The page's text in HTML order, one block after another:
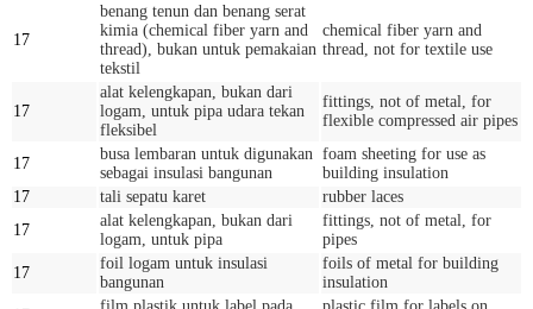
17
benang tenun dan benang serat
kimia (chemical fiber yarn and
thread), bukan untuk pemakaian
tekstil
chemical fiber yarn and
thread, not for textile use
17
alat kelengkapan, bukan dari
logam, untuk pipa udara tekan
fleksibel
fittings, not of metal, for
flexible compressed air pipes
17
busa lembaran untuk digunakan
sebagai insulasi bangunan
foam sheeting for use as
building insulation
17
tali sepatu karet
rubber laces
17
alat kelengkapan, bukan dari
logam, untuk pipa
fittings, not of metal, for
pipes
17
foil logam untuk insulasi
bangunan
foils of metal for building
insulation